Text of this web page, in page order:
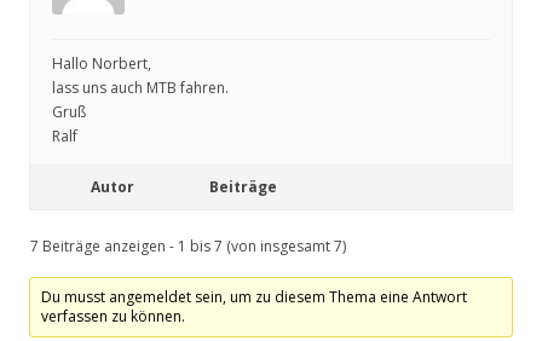
Hallo Norbert,
lass uns auch MTB fahren.
Gruß
Ralf
Autor Beiträge
7 Beiträge anzeigen - 1 bis 7 (von insgesamt 7)
Du musst angemeldet sein, um zu diesem Thema eine Antwort
verfassen zu können.